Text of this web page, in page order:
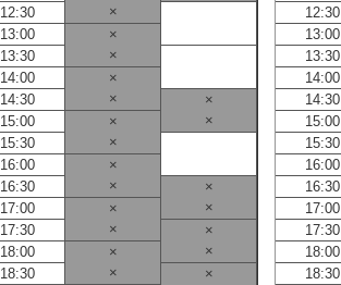
12:30
×
13:00
×
13:30
×
14:00
×
14:30
×
×
15:00
×
×
15:30
×
16:00
×
16:30
×
×
17:00
×
×
17:30
×
×
18:00
×
×
18:30
×
×
12:30
13:00
13:30
14:00
14:30
15:00
15:30
16:00
16:30
17:00
17:30
18:00
18:30